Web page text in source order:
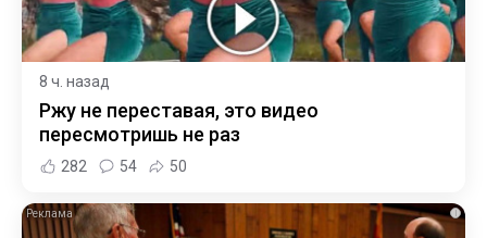
8 ч. назад
Ржу не переставая, это видео
пересмотришь не раз
282 54 50
i